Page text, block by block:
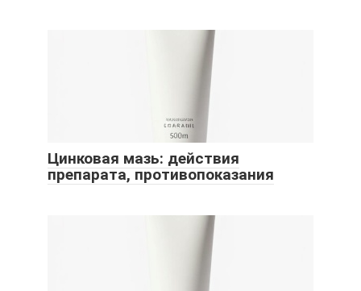
Цинковая мазь: действия
препарата, противопоказания